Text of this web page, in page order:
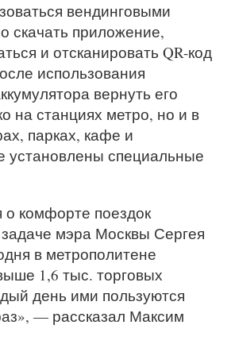
вендинговыми
скачать приложение,
и отсканировать QR-код
использования
вернуть его
на станциях метро, но и в
парках, кафе и
установлены специальные
комфорте поездок
мэра Москвы Сергея
в метрополитене
1,6 тыс. торговых
день ими пользуются
— рассказал Максим